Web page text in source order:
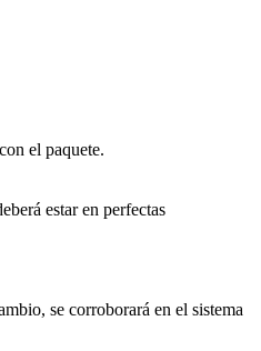
el paquete.
estar en perfectas
se corroborará en el sistema